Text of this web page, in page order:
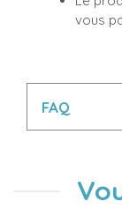
vous
FAQ